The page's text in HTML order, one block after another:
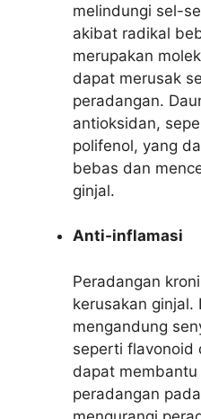
melindungi sel-
akibat radikal
merupakan
dapat merusak
peradangan.
antioksidan,
polifenol, yang
bebas dan
ginjal.
Anti-inflamasi
Peradangan
kerusakan ginjal.
mengandung
seperti flavonoid
dapat membantu
peradangan